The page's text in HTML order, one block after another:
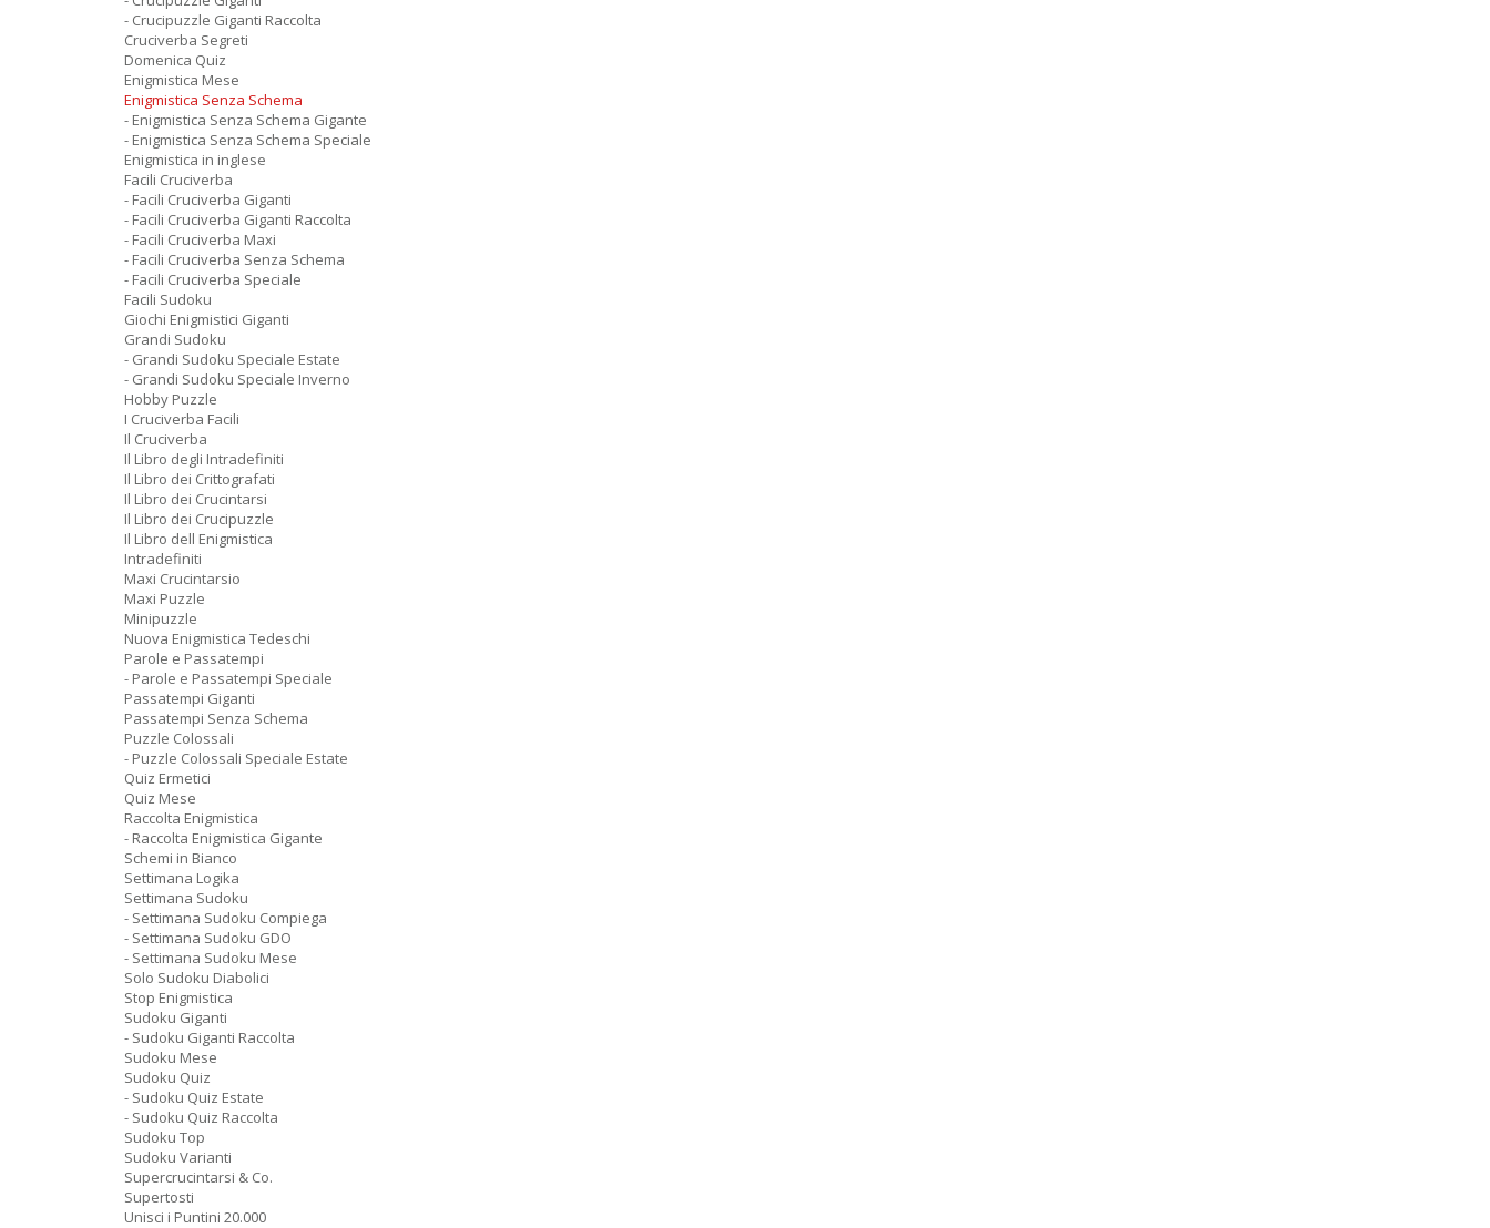
- Crucipuzzle Giganti Raccolta
Cruciverba Segreti
Domenica Quiz
Enigmistica Mese
Enigmistica Senza Schema
- Enigmistica Senza Schema Gigante
- Enigmistica Senza Schema Speciale
Enigmistica in inglese
Facili Cruciverba
- Facili Cruciverba Giganti
- Facili Cruciverba Giganti Raccolta
- Facili Cruciverba Maxi
- Facili Cruciverba Senza Schema
- Facili Cruciverba Speciale
Facili Sudoku
Giochi Enigmistici Giganti
Grandi Sudoku
- Grandi Sudoku Speciale Estate
- Grandi Sudoku Speciale Inverno
Hobby Puzzle
I Cruciverba Facili
Il Cruciverba
Il Libro degli Intradefiniti
Il Libro dei Crittografati
Il Libro dei Crucintarsi
Il Libro dei Crucipuzzle
Il Libro dell Enigmistica
Intradefiniti
Maxi Crucintarsio
Maxi Puzzle
Minipuzzle
Nuova Enigmistica Tedeschi
Parole e Passatempi
- Parole e Passatempi Speciale
Passatempi Giganti
Passatempi Senza Schema
Puzzle Colossali
- Puzzle Colossali Speciale Estate
Quiz Ermetici
Quiz Mese
Raccolta Enigmistica
- Raccolta Enigmistica Gigante
Schemi in Bianco
Settimana Logika
Settimana Sudoku
- Settimana Sudoku Compiega
- Settimana Sudoku GDO
- Settimana Sudoku Mese
Solo Sudoku Diabolici
Stop Enigmistica
Sudoku Giganti
- Sudoku Giganti Raccolta
Sudoku Mese
Sudoku Quiz
- Sudoku Quiz Estate
- Sudoku Quiz Raccolta
Sudoku Top
Sudoku Varianti
Supercrucintarsi & Co.
Supertosti
Unisci i Puntini 20.000